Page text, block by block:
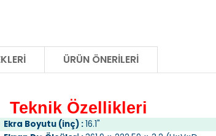
ÜRÜN ÖNERILERI
Teknik Özellikleri
Ekra Boyutu (inç) :16.1"